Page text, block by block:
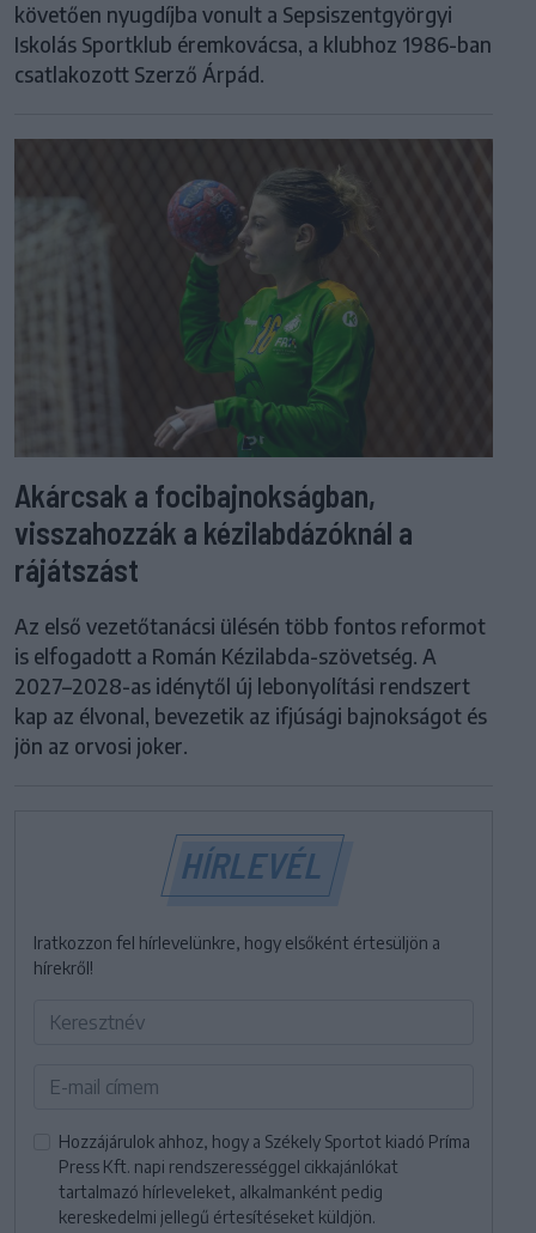
követően nyugdíjba vonult a Sepsiszentgyörgyi
Iskolás Sportklub éremkovácsa, a klubhoz 1986-ban
csatlakozott Szerző Árpád.
Akárcsak a focibajnokságban,
visszahozzák a kézilabdázóknál a
rájátszást
Az első vezetőtanácsi ülésén több fontos reformot
is elfogadott a Román Kézilabda-szövetség. A
2027–2028-as idénytől új lebonyolítási rendszert
kap az élvonal, bevezetik az ifjúsági bajnokságot és
jön az orvosi joker.
HÍRLEVÉL
Iratkozzon fel hírlevelünkre, hogy elsőként értesüljön a
hírekről!
Hozzájárulok ahhoz, hogy a Székely Sportot kiadó Príma
Press Kft. napi rendszerességgel cikkajánlókat
tartalmazó hírleveleket, alkalmanként pedig
kereskedelmi jellegű értesítéseket küldjön.